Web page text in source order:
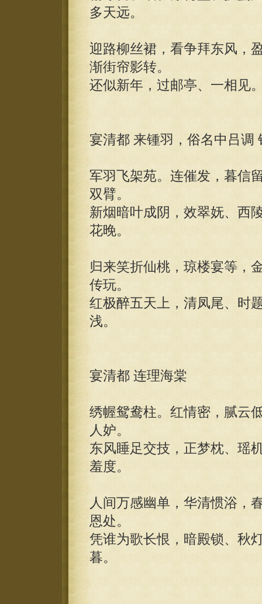
多天远。
迎路柳丝裙，看争拜东风，
渐街帘影转。
还似新年，过邮亭、一相见
宴清都 来锺羽，俗名中吕调
军羽飞架苑。连催发，暮信
双臂。
新烟暗叶成阴，效翠妩、西
花晚。
归来笑折仙桃，琼楼宴等，
传玩。
红极醉五天上，清凤尾、时
浅。
宴清都 连理海棠
绣幄鸳鸯柱。红情密，腻云
人妒。
东风睡足交技，正梦枕、瑶
羞度。
人间万感幽单，华清惯浴，
恩处。
凭谁为歌长恨，暗殿锁、秋
暮。